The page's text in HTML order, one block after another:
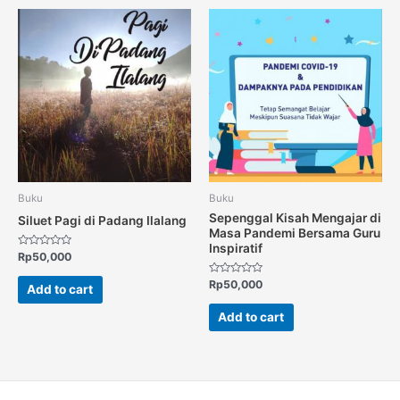
Buku
Siluet Pagi di Padang Ilalang
Rated
out
Rp50,000
Add to cart
Buku
Sepenggal Kisah Mengajar di
Masa Pandemi Bersama Guru
Inspiratif
Rated
out
Rp50,000
Add to cart